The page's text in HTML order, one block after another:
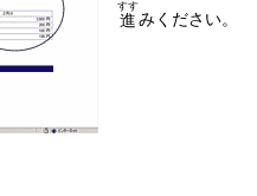
進
すす
みください。